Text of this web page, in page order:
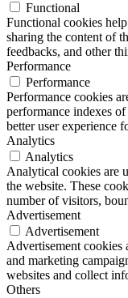
Functional
Functional cookies
sharing the content of
feedbacks, and other
Performance
Performance
Performance cookies
performance indexes
better user experience
Analytics
Analytics
Analytical cookies are
the website. These
number of visitors,
Advertisement
Advertisement
Advertisement cookies
and marketing
websites and collect
Others